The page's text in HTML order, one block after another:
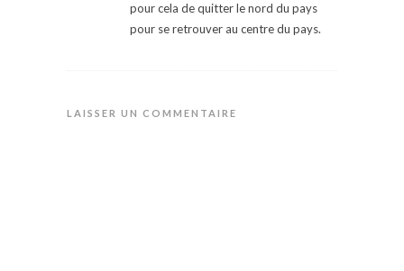
pour cela de quitter le nord du pays
pour se retrouver au centre du pays.
LAISSER UN COMMENTAIRE